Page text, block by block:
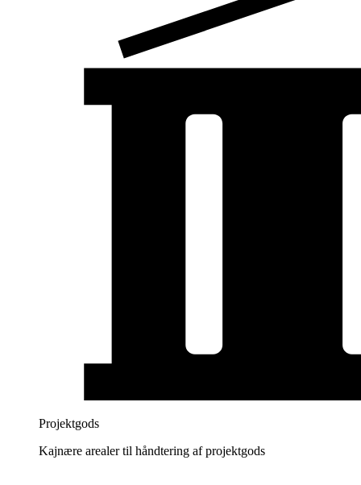
Projektgods
Kajnære arealer til håndtering af projektgods